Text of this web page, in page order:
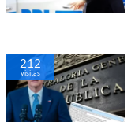
212
visitas